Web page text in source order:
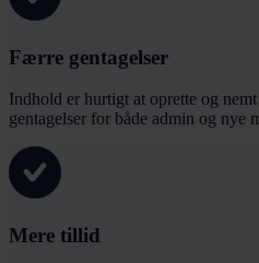
Færre gentagelser
Indhold er hurtigt at oprette og
gentagelser for både admin og nye
Mere tillid